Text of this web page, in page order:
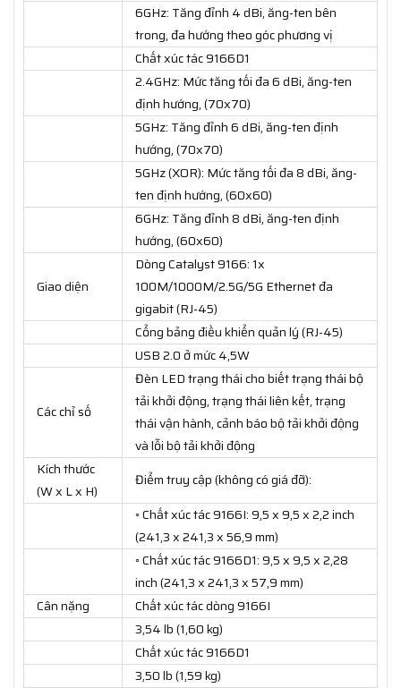
6GHz: Tăng đỉnh 4 dBi, ăng-ten bên
trong, đa hướng theo góc phương vị
Chất xúc tác 9166D1
2.4GHz: Mức tăng tối đa 6 dBi, ăng-ten
định hướng, (70x70)
5GHz: Tăng đỉnh 6 dBi, ăng-ten định
hướng, (70x70)
5GHz (XOR): Mức tăng tối đa 8 dBi, ăng-
ten định hướng, (60x60)
6GHz: Tăng đỉnh 8 dBi, ăng-ten định
hướng, (60x60)
Giao diện
Dòng Catalyst 9166: 1x
100M/1000M/2.5G/5G Ethernet đa
gigabit (RJ-45)
Cổng bảng điều khiển quản lý (RJ-45)
USB 2.0 ở mức 4,5W
Các chỉ số
Đèn LED trạng thái cho biết trạng thái bộ
tải khởi động, trạng thái liên kết, trạng
thái vận hành, cảnh báo bộ tải khởi động
và lỗi bộ tải khởi động
Kích thước
(W x L x H)
Điểm truy cập (không có giá đỡ):
◦ Chất xúc tác 9166I: 9,5 x 9,5 x 2,2 inch
(241,3 x 241,3 x 56,9 mm)
◦ Chất xúc tác 9166D1: 9,5 x 9,5 x 2,28
inch (241,3 x 241,3 x 57,9 mm)
Cân nặng
Chất xúc tác dòng 9166I
3,54 lb (1,60 kg)
Chất xúc tác 9166D1
3,50 lb (1,59 kg)